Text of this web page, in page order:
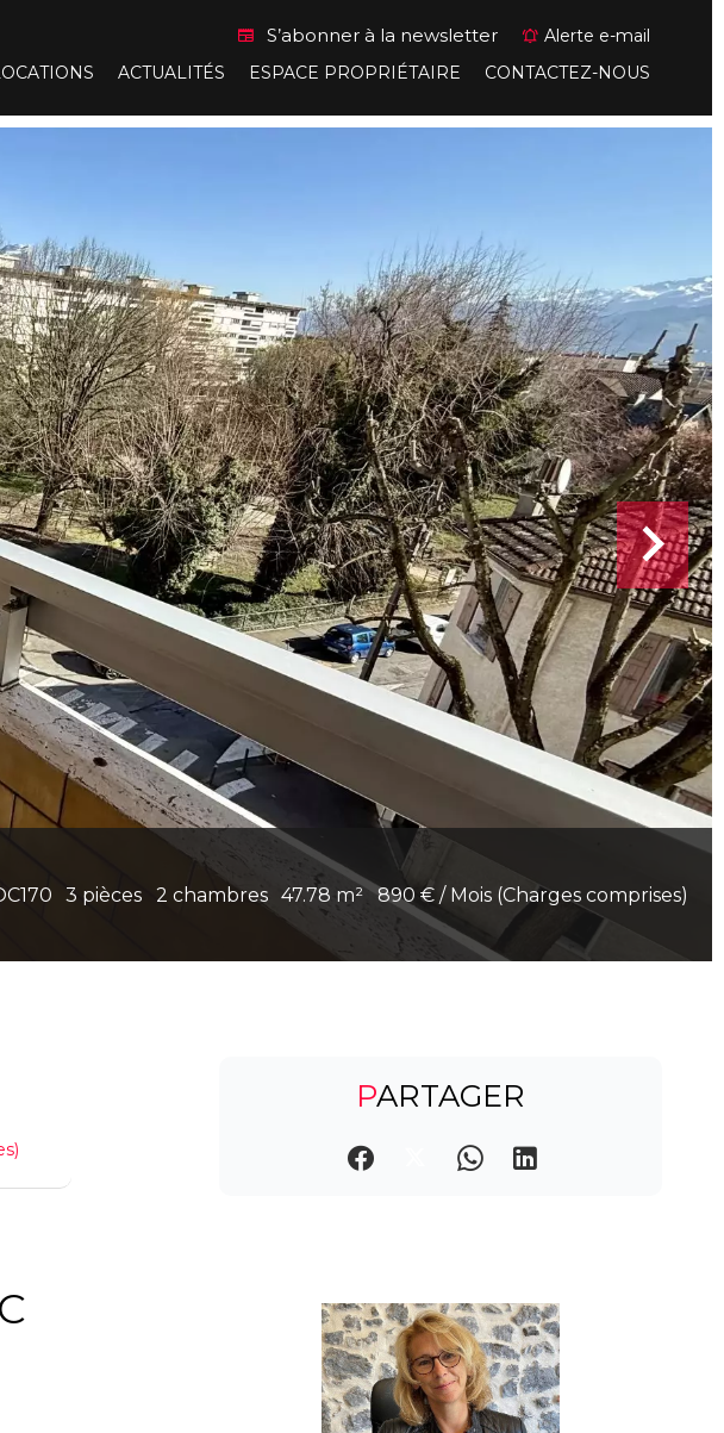
S’abonner à la newsletter
Alerte e-mail
ACTUALITÉS ESPACE PROPRIÉTAIRE CONTACTEZ-NOUS
3 pièces 2 chambres 47.78 m² 890 € / Mois (Charges comprises)
PARTAGER